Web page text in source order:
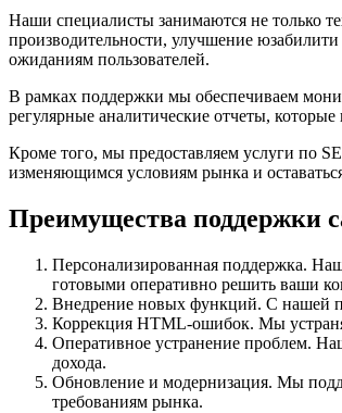
Наши специалисты занимаются не только
производительности, улучшение
ожиданиям пользователей.
В рамках поддержки мы обеспечиваем
регулярные аналитические отчеты,
Кроме того, мы предоставляем услуги по
изменяющимся условиям рынка и
Преимущества поддержки
Персонализированная поддержка.
готовыми оперативно решить ваши
Внедрение новых функций. С нашей
Коррекция HTML-ошибок. Мы
Оперативное устранение проблем.
дохода.
Обновление и модернизация. Мы
требованиям рынка.